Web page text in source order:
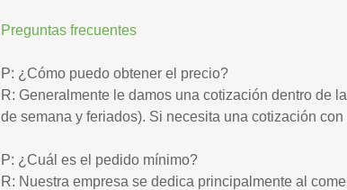
Preguntas frecuentes
P: ¿Cómo puedo obtener el precio?
R: Generalmente le damos una cotización dentro de
de semana y feriados). Si necesita una cotización
P: ¿Cuál es el pedido mínimo?
R: Nuestra empresa se dedica principalmente al